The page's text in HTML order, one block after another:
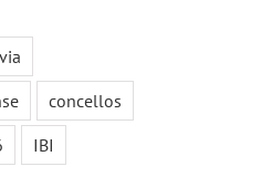
concellos
IBI